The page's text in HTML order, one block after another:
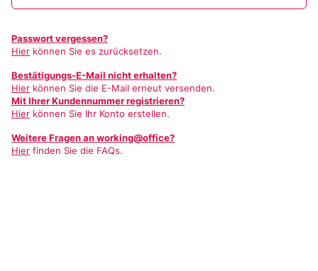
Passwort vergessen?
Hier können Sie es zurücksetzen.
Bestätigungs-E-Mail nicht erhalten?
Hier können Sie die E-Mail erneut versenden.
Mit Ihrer Kundennummer registrieren?
Hier können Sie Ihr Konto erstellen.
Weitere Fragen an working@office?
Hier finden Sie die FAQs.